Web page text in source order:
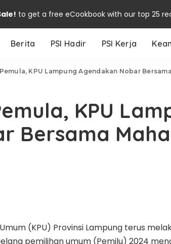
to get a free eCookbook with our top 25
Berita PSI Hadir PSI Kerja
KPU Lampung Agendakan Nobar Bersama
KPU
Bersama
(KPU) Provinsi Lampung terus
pemilihan umum (Pemilu) 2024